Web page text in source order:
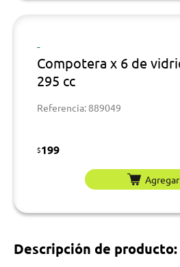
-
Compotera x 6 de
295 cc
Referencia: 889049
$199
Agregar
Descripción de producto: